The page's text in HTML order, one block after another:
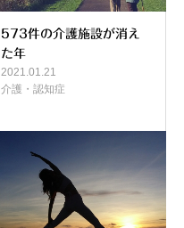
573件の介護施設が消え
た年
2021.01.21
介護・認知症